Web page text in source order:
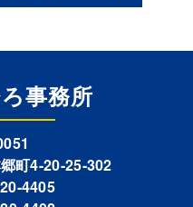
事務所
町4-20-25-302
4405